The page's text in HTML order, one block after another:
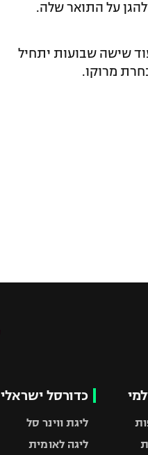
על התואר שלה.
שישה שבועות יתחיל
מרוקו.
כדורסל ישראלי
ליגת ווינר סל
ליגה לאומית